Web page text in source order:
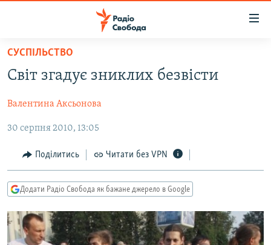
Перейти
основного
Перейти
до
навігації
Перейти
до
пошуку
ВСЕ ЗА ДОБУ
СТАТТІ
ПОЛІТИКА
ЕКОНОМІКА
СУСПІЛЬСТВО
КУЛЬТУРА
СПОРТ
УКРАЇНА
ВІЙНА
РОСІЙСЬКА «ФІЛЬТРАЦІЯ»
ДОНБАС.РЕАЛІЇ
КРИМ.РЕАЛІЇ
ТИ ЯК?
СХЕМИ
СУСПІЛЬСТВО
Світ згадує зниклих безвісти
Валентина Аксьонова
30 серпня 2010, 13:05
Поділитись Читати без VPN
Додати Радіо Свобода як бажане джерело в Google